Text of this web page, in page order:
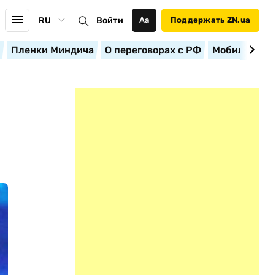
RU Войти Аа Поддержать ZN.ua
Пленки Миндича О переговорах с РФ